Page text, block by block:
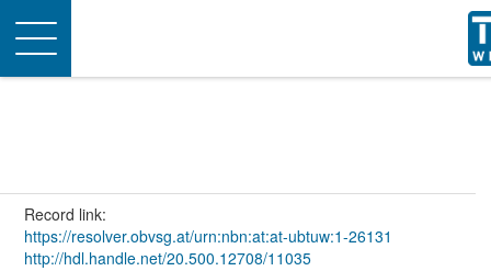
Toggle
navigation
Record link:
https://resolver.obvsg.at/urn:nbn:at:at-ubtuw:1-26131
http://hdl.handle.net/20.500.12708/11035